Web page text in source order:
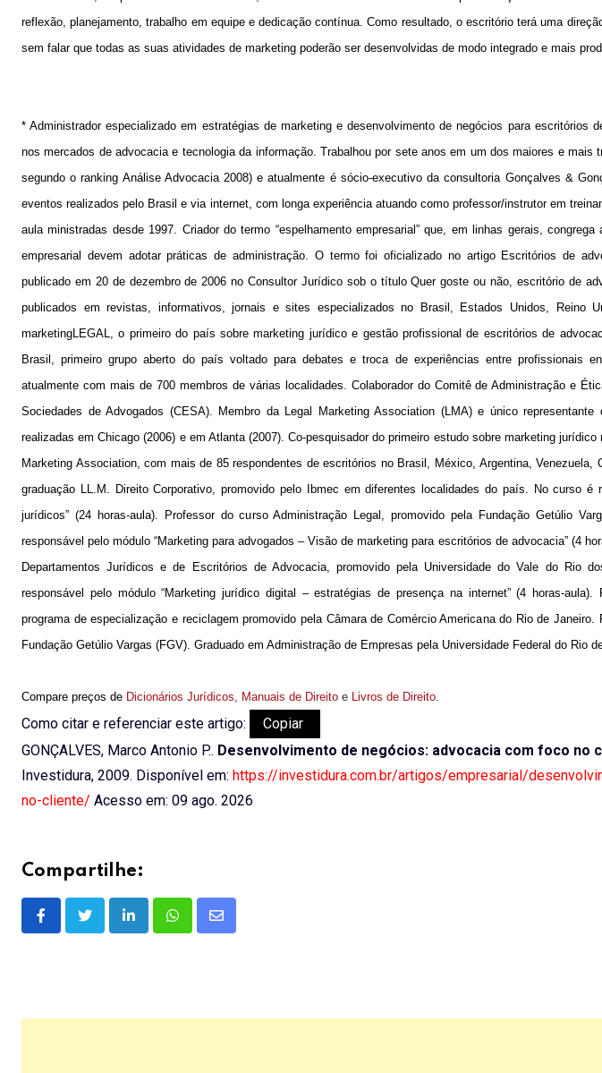
reflexão, planejamento, trabalho em equipe e dedicação contínua. Como resultado, o escritório terá uma
sem falar que todas as suas atividades de marketing poderão ser desenvolvidas de modo integrado e mais
* Administrador especializado em estratégias de marketing e desenvolvimento de negócios para escritórios
nos mercados de advocacia e tecnologia da informação. Trabalhou por sete anos em um dos maiores e
segundo o ranking Análise Advocacia 2008) e atualmente é sócio-executivo da consultoria Gonçalves &
eventos realizados pelo Brasil e via internet, com longa experiência atuando como professor/instrutor em
aula ministradas desde 1997. Criador do termo “espelhamento empresarial” que, em linhas gerais,
empresarial devem adotar práticas de administração. O termo foi oficializado no artigo Escritórios de
publicado em 20 de dezembro de 2006 no Consultor Jurídico sob o título Quer goste ou não, escritório de
publicados em revistas, informativos, jornais e sites especializados no Brasil, Estados Unidos, Reino
marketingLEGAL, o primeiro do país sobre marketing jurídico e gestão profissional de escritórios de
Brasil, primeiro grupo aberto do país voltado para debates e troca de experiências entre profissionais
atualmente com mais de 700 membros de várias localidades. Colaborador do Comitê de Administração e
Sociedades de Advogados (CESA). Membro da Legal Marketing Association (LMA) e único
realizadas em Chicago (2006) e em Atlanta (2007). Co-pesquisador do primeiro estudo sobre marketing
Marketing Association, com mais de 85 respondentes de escritórios no Brasil, México, Argentina,
graduação LL.M. Direito Corporativo, promovido pelo Ibmec em diferentes localidades do país. No curso é
jurídicos” (24 horas-aula). Professor do curso Administração Legal, promovido pela Fundação Getúlio
responsável pelo módulo “Marketing para advogados – Visão de marketing para escritórios de advocacia” (4
Departamentos Jurídicos e de Escritórios de Advocacia, promovido pela Universidade do Vale do Rio
responsável pelo módulo “Marketing jurídico digital – estratégias de presença na internet” (4 horas-aula).
programa de especialização e reciclagem promovido pela Câmara de Comércio Americana do Rio de
Fundação Getúlio Vargas (FGV). Graduado em Administração de Empresas pela Universidade Federal do Rio
Compare preços de Dicionários Jurídicos Manuais de Direito e Livros de Direito
Como citar e referenciar este artigo:
Copiar
GONÇALVES, Marco Antonio P.. Desenvolvimento de negócios: advocacia com foco no
Investidura, 2009. Disponível em: https://investidura.com.br/artigos/empresarial/
no-cliente/ Acesso em: 09 ago. 2026
Compartilhe:
LinkedInWhatsappShare